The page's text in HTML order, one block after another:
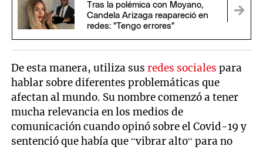
Tras la polémica con Moyano,
Candela Arizaga reapareció en
redes: "Tengo errores"
De esta manera, utiliza susredes sociales para
hablar sobre diferentes problemáticas que
afectan al mundo. Su nombre comenzó a tener
mucha relevancia en los medios de
comunicación cuando opinó sobre el Covid-19 y
sentenció que había que “vibrar alto“ para no